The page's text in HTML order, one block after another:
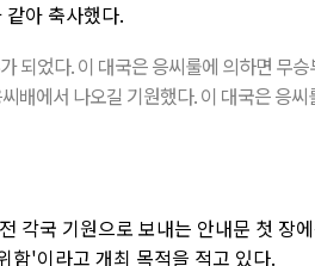
아 축사했다.
되었다. 이 대국은 응씨룰에 의하면 무승
배에서 나오길 기원했다. 이 대국은 응씨
각국 기원으로 보내는 안내문 첫 장
함'이라고 개최 목적을 적고 있다.